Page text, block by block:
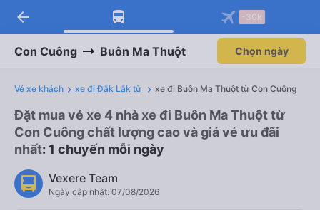
arrow_back -30k
Con Cuông Buôn Ma Thuột Chọn ngày
Vé xe khách xe đi Đắk Lắk từ xe đi Buôn Ma Thuột từ Con Cuông
Đặt mua vé xe 4 nhà xe đi Buôn Ma Thuột từ
Con Cuông chất lượng cao và giá vé ưu đãi
nhất: 1 chuyến mỗi ngày
Vexere Team
Ngày cập nhật: 07/08/2026